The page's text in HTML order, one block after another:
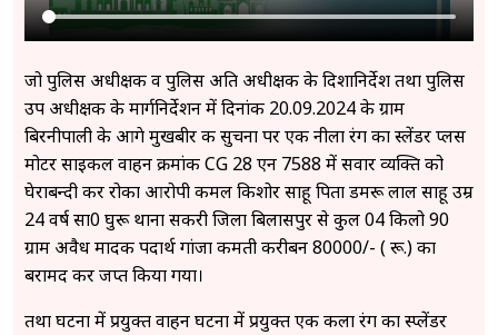
जो पुलिस अधीक्षक व पुलिस अति अधीक्षक के दिशानिर्देश तथा पुलिस
उप अधीक्षक के मार्गनिर्देशन में दिनांक 20.09.2024 के ग्राम
बिरनीपाली के आगे मुखबीर की सुचना पर एक नीला रंग का स्लेंडर प्लस
मोटर साइकल वाहन क्रमांक CG 28 एन 7588 में सवार व्यक्ति को
घेराबन्दी कर रोका आरोपी कमल किशोर साहू पिता डमरू लाल साहू उम्र
24 वर्ष सा0 घुरू थाना सकरी जिला बिलासपुर से कुल 04 किलो 90
ग्राम अवैध मादक पदार्थ गांजा कीमती करीबन 80000/- ( रू.) का
बरामद कर जप्त किया गया।
तथा घटना में प्रयुक्त वाहन घटना में प्रयुक्त एक कला रंग का स्प्लेंडर